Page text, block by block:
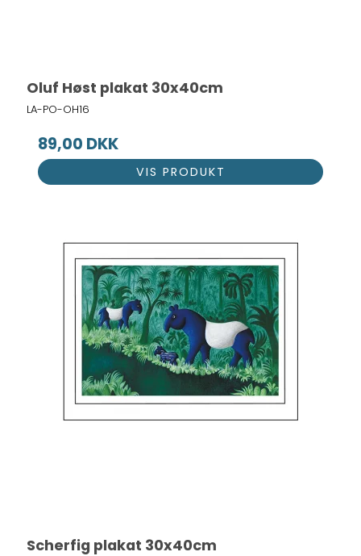
Oluf Høst plakat 30x40cm
LA-PO-OH16
89,00 DKK
VIS PRODUKT
Scherfig plakat 30x40cm